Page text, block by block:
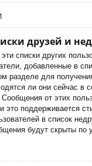
друзей и
списки других
добавленные в
разделе для
ли они сейчас в
от этих
это поддерживается
в список
будут скрыты по